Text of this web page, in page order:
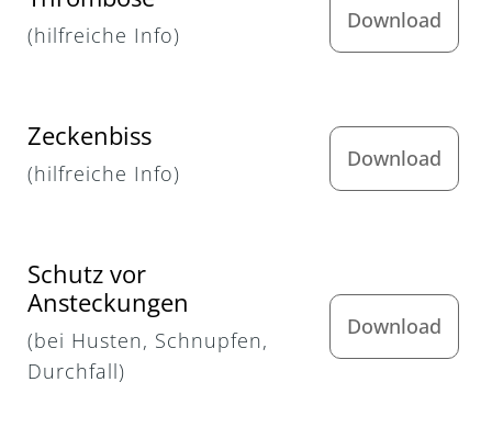
(hilfreiche Info)
Download
Zeckenbiss
(hilfreiche Info)
Download
Schutz vor
Ansteckungen
(bei Husten, Schnupfen,
Durchfall)
Download